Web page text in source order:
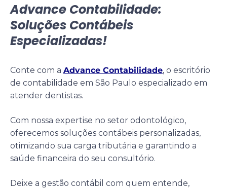
Advance Contabilidade:
Soluções Contábeis
Especializadas!
Conte com a Advance Contabilidade, o escritório
de contabilidade em São Paulo especializado em
atender dentistas.
Com nossa expertise no setor odontológico,
oferecemos soluções contábeis personalizadas,
otimizando sua carga tributária e garantindo a
saúde financeira do seu consultório.
Deixe a gestão contábil com quem entende,